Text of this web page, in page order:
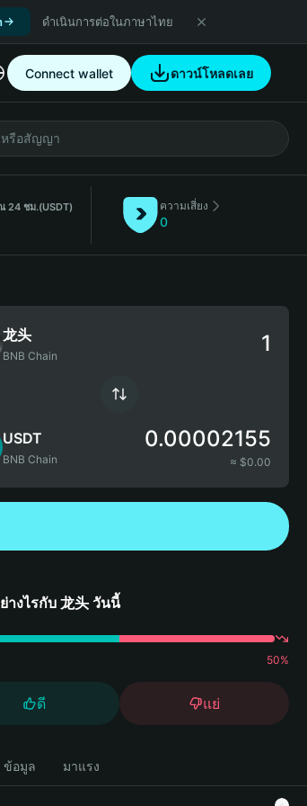
ดำเนินการต่อในภาษาไทย
Connect wallet ดาวน์โหลดเลย
24 ชม.(USDT) ความเสี่ยง
0
龙头
BNB Chain
USDT
BNB Chain
0.00002155
≈ $0.00
งไรกับ 龙头 วันนี้
50%
ดี แย่
ข้อมูล มาแรง